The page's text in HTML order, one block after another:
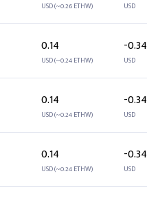
USD (~0.26 ETHW) USD
0.14
USD (~0.24 ETHW)
-0.34
USD
0.14
USD (~0.24 ETHW)
-0.34
USD
0.14
USD (~0.24 ETHW)
-0.34
USD